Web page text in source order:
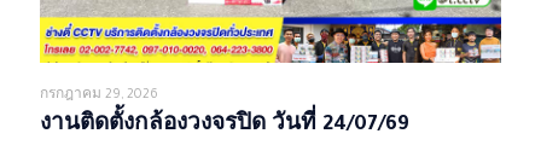
กรกฎาคม 29, 2026
งานติดตั้งกล้องวงจรปิด วันที่ 24/07/69